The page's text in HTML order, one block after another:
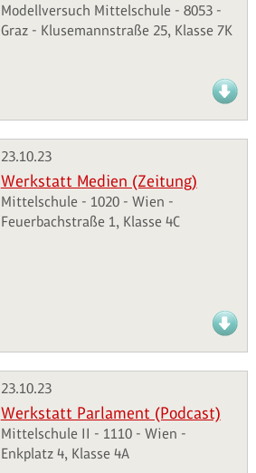
Modellversuch Mittelschule - 8053 -
Graz - Klusemannstraße 25, Klasse 7K
23.10.23
Werkstatt Medien (Zeitung)
Mittelschule - 1020 - Wien -
Feuerbachstraße 1, Klasse 4C
23.10.23
Werkstatt Parlament (Podcast)
Mittelschule II - 1110 - Wien -
Enkplatz 4, Klasse 4A